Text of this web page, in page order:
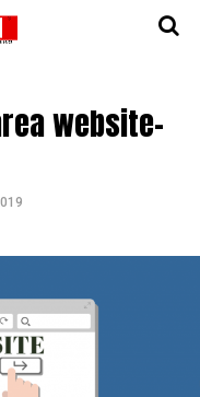
website-